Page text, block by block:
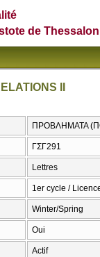
de
II
ΠΡΟΒΛΗΜΑΤΑ
ΓΣΓ291
Lettres
1er cycle /
Winter/Spring
Oui
Actif